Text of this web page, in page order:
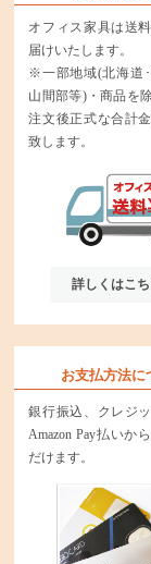
オフィス家具は送
届けいたします。
※一部地域(北海道･
山間部等)・商品を
注文後正式な合計
致します。
詳しくはこ
お支払方法に
銀行振込、クレジッ
Amazon Pay払いか
だけます。